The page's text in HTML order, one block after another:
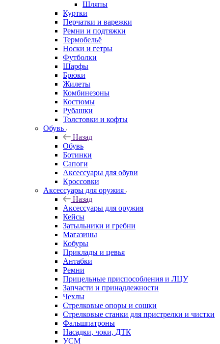
Шляпы
Куртки
Перчатки и варежки
Ремни и подтяжки
Термобельё
Носки и гетры
Футболки
Шарфы
Брюки
Жилеты
Комбинезоны
Костюмы
Рубашки
Толстовки и кофты
Обувь
Назад
Обувь
Ботинки
Сапоги
Аксессуары для обуви
Кроссовки
Аксессуары для оружия
Назад
Аксессуары для оружия
Кейсы
Затыльники и гребни
Магазины
Кобуры
Приклады и цевья
Антабки
Ремни
Прицельные приспособления и ЛЦУ
Запчасти и принадлежности
Чехлы
Стрелковые опоры и сошки
Стрелковые станки для пристрелки и чистки
Фальшпатроны
Насадки, чоки, ДТК
УСМ